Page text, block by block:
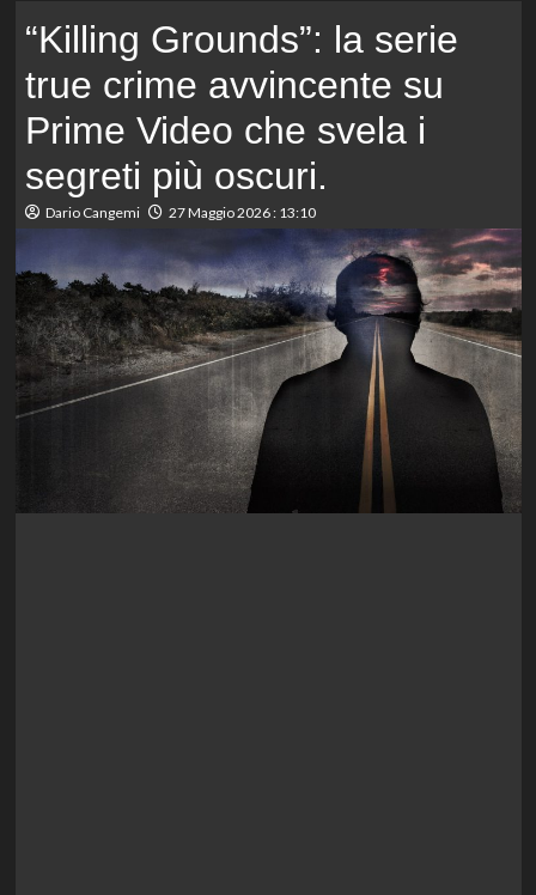
“Killing Grounds”: la serie
true crime avvincente su
Prime Video che svela i
segreti più oscuri.
Dario Cangemi 27 Maggio 2026 : 13:10